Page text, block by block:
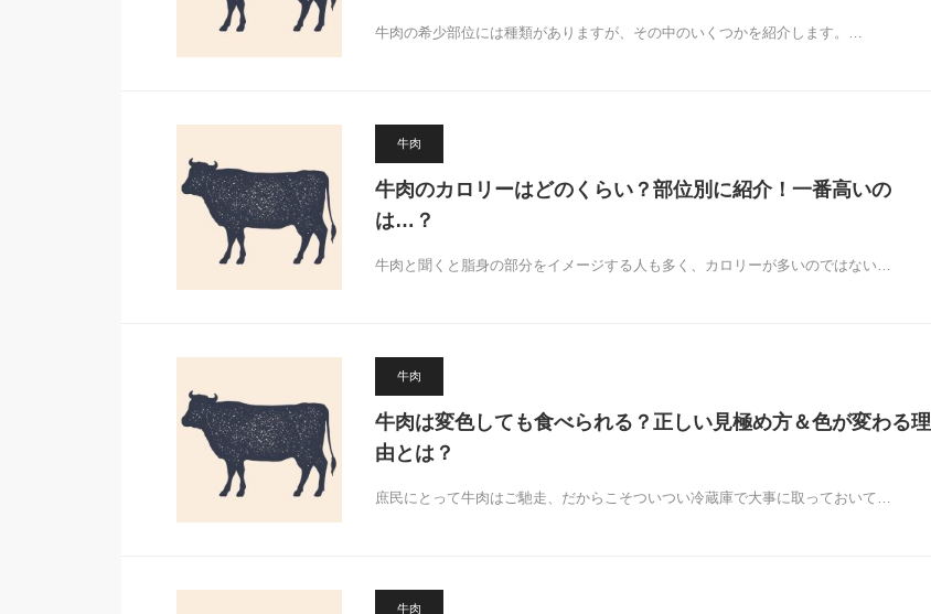
牛肉の希少部位には種類がありますが、その中のいくつかを紹介します。…
牛肉
牛肉のカロリーはどのくらい？部位別に紹介！一番高いの
は…？
牛肉と聞くと脂身の部分をイメージする人も多く、カロリーが多いのではない…
牛肉
牛肉は変色しても食べられる？正しい見極め方＆色が変わる理
由とは？
庶民にとって牛肉はご馳走、だからこそついつい冷蔵庫で大事に取っておいて…
牛肉